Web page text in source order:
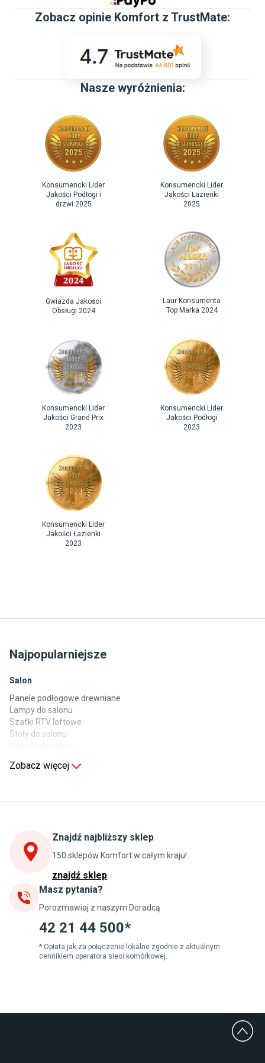
Zobacz opinie Komfort z TrustMate:
Nasze wyróżnienia:
Konsumencki Lider
Jakości Podłogi i
drzwi 2025
Konsumencki Lider
Jakości Łazienki
2025
Gwiazda Jakości
Obsługi 2024
Laur Konsumenta
Top Marka 2024
Konsumencki Lider
Jakości Grand Prix
2023
Konsumencki Lider
Jakości Podłogi
2023
Konsumencki Lider
Jakości Łazienki
2023
Najpopularniejsze
Salon
Panele podłogowe drewniane
Lampy do salonu
Szafki RTV loftowe
Stoły do salonu
Stoły do kuchni
Szafki kuchenne wiszące (górne)
Szafki pod zlewozmywak
Blaty kuchenne laminowane
Jadalnia
Stoły do jadalni
Krzesła do jadalni
Dywany szare
Lampy w stylu loftowym
Lampy wiszące do jadalni
Zobacz więcej
Znajdź najbliższy sklep
150 sklepów Komfort w całym kraju!
znajdź sklep
Masz pytania?
Porozmawiaj z naszym Doradcą
42 21 44 500*
* Opłata jak za połączenie lokalne zgodnie z aktualnym
cennikiem operatora sieci komórkowej.